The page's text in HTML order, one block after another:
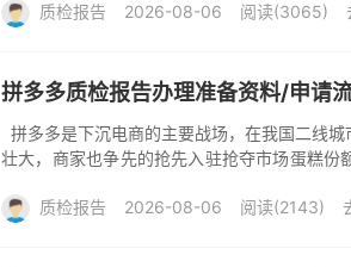
数据(检测...
质检报告 2026-08-06 阅读(3065)
拼多多质检报告办理准备资料/申请
拼多多是下沉电商的主要战场，在我国二线
壮大，商家也争先的抢先入驻抢夺市场蛋糕份
质检报告 2026-08-06 阅读(2143)